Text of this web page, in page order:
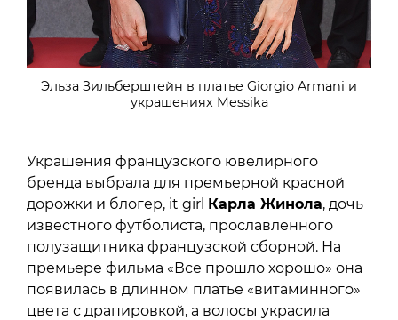
Эльза Зильберштейн в платье Giorgio Armani и
украшениях Messika
Украшения французского ювелирного
бренда выбрала для премьерной красной
дорожки и блогер, it girl Карла Жинола, дочь
известного футболиста, прославленного
полузащитника французской сборной. На
премьере фильма «Все прошло хорошо» она
появилась в длинном платье «витаминного»
цвета с драпировкой, а волосы украсила